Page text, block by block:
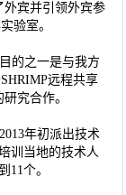
外宾并引领外宾参
验室。
的之一是与我方
远程共享
究合作。
年初派出技术
训当地的技术人
11个。